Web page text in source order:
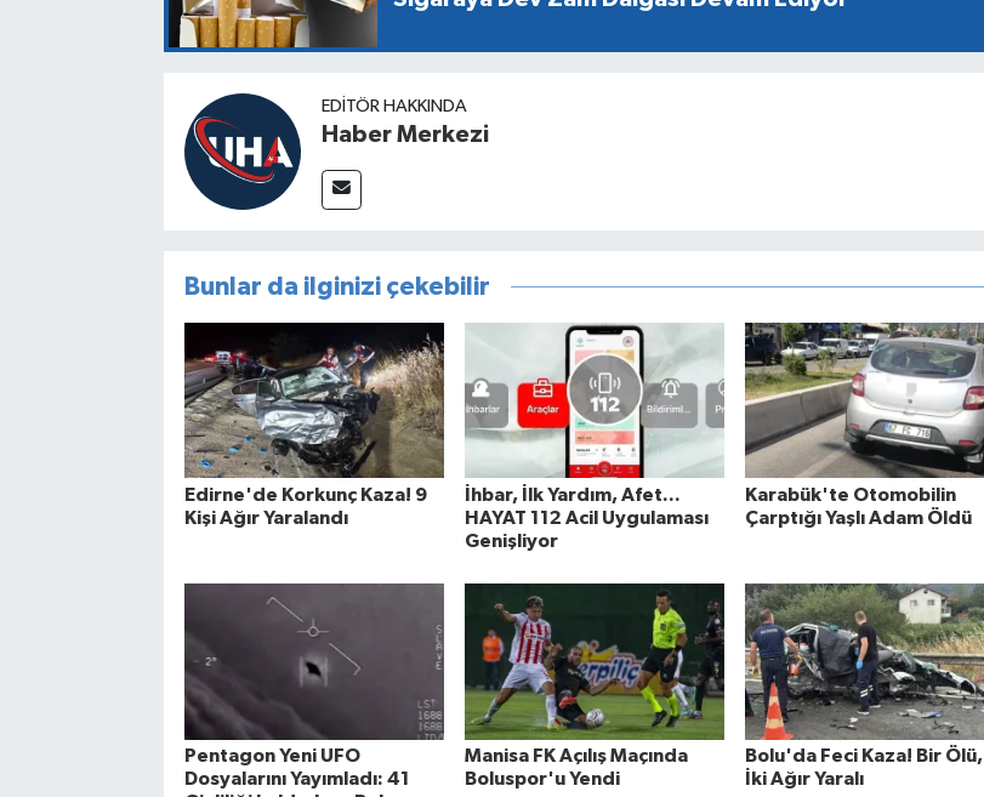
EDITÖR HAKKINDA
Haber Merkezi
Bunlar da ilginizi çekebilir
Edirne'de Korkunç Kaza! 9
Kişi Ağır Yaralandı
İhbar, İlk Yardım, Afet...
HAYAT 112 Acil Uygulaması
Genişliyor
Karabük'te Otomobilin
Çarptığı Yaşlı Adam Öldü
Pentagon Yeni UFO
Dosyalarını Yayımladı: 41
Manisa FK Açılış Maçında
Boluspor'u Yendi
Bolu'da Feci Kaza! Bir Ölü,
İki Ağır Yaralı